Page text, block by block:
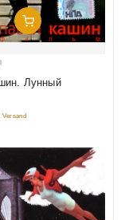
Добавить В Корзину
Лунный